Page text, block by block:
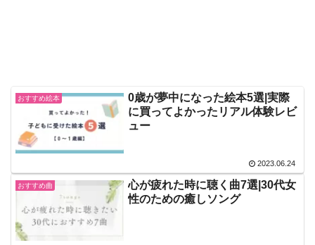
おすすめ絵本
0歳が夢中になった絵本5選|実際
に買ってよかったリアル体験レビ
ュー
2023.06.24
おすすめ曲
心が疲れた時に聴く曲7選|30代女
性のための癒しソング